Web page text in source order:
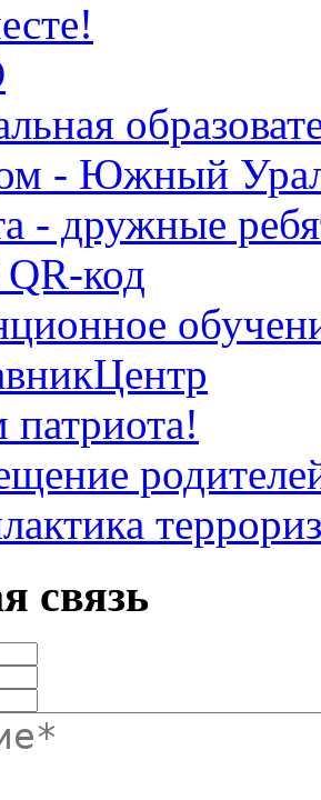
- Южный
- дружные
код
патриота!
связь